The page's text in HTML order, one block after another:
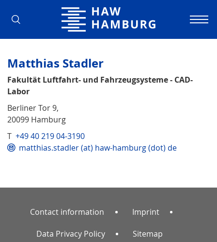
Hamburg University of Applied
Matthias Stadler
Fakultät Luftfahrt- und Fahrzeugsysteme - CAD-
Labor
Berliner Tor 9,
20099 Hamburg
T +49 40 219 04-3190
matthias.stadler (at) haw-hamburg (dot) de
Contact information Imprint
Data Privacy Policy Sitemap